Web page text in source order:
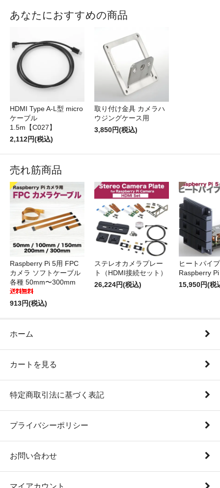
あなたにおすすめの商品
HDMI Type A-L型 micro
ケーブル
1.5m【C027】
2,112円(税込)
取り付け金具 カメラハ
ウジングケース用
3,850円(税込)
売れ筋商品
Raspberry Pi 5用 FPC
カメラ ソフトケーブル
各種 50mm〜300mm
913円(税込)
ステレオカメラプレー
ト（HDMI接続セット）
26,224円(税込)
ヒートパイ
Raspberry
15,950円(税
ホーム
カートを見る
特定商取引法に基づく表記
プライバシーポリシー
お問い合わせ